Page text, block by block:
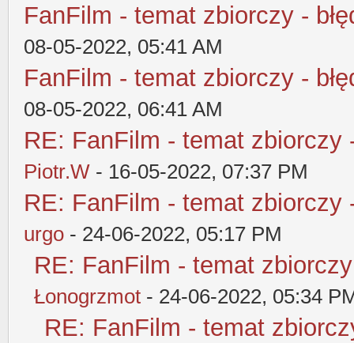
FanFilm - temat zbiorczy -
08-05-2022, 05:41 AM
FanFilm - temat zbiorczy -
08-05-2022, 06:41 AM
RE: FanFilm - temat zbiorczy
Piotr.W - 16-05-2022, 07:37 PM
RE: FanFilm - temat zbiorczy
urgo - 24-06-2022, 05:17 PM
RE: FanFilm - temat
Łonogrzmot - 24-06-2022, 05:34
RE: FanFilm - temat